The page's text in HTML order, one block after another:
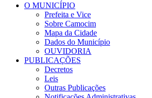
O MUNICÍPIO
Prefeita e Vice
Sobre Camocim
Mapa da Cidade
Dados do Município
OUVIDORIA
PUBLICAÇÕES
Decretos
Leis
Outras Publicações